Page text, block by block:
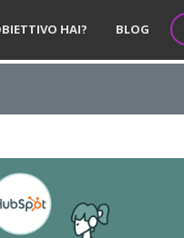
HAI? BLOG